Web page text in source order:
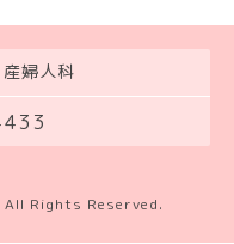
婦人科
All Rights Reserved.